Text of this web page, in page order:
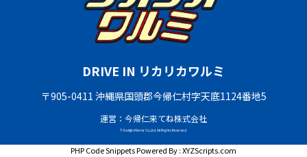
DRIVE IN リカリカワルミ
〒905-0411 沖縄県国頭郡今帰仁村字天底1124番地5
運営：今帰仁来てね株式会社
© Nakijin Kitene Co.,Ltd. All Rights Reserved.
PHP Code SnippetsPowered By :XYZScripts.com